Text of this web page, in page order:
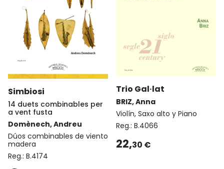
Simbiosi
14 duets combinables per
a vent fusta
Domènech, Andreu
Dúos combinables de viento
madera
Reg.: B.4174
Trio Gal·lat
BRIZ, Anna
Violín, Saxo alto y Piano
Reg.: B.4066
22,30 €